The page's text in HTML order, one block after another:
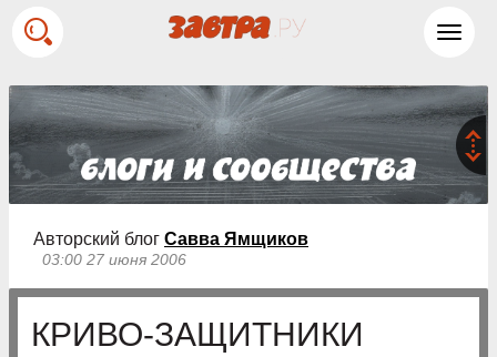
Авторский блог Савва Ямщиков
03:00 27 июня 2006
КРИВО-ЗАЩИТНИКИ